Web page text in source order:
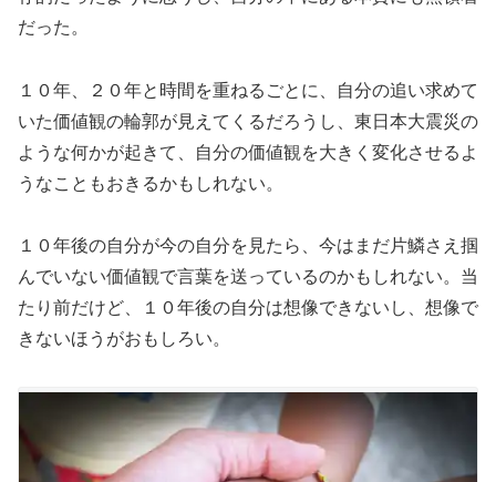
だった。
１０年、２０年と時間を重ねるごとに、自分の追い求めて
いた価値観の輪郭が見えてくるだろうし、東日本大震災の
ような何かが起きて、自分の価値観を大きく変化させるよ
うなこともおきるかもしれない。
１０年後の自分が今の自分を見たら、今はまだ片鱗さえ掴
んでいない価値観で言葉を送っているのかもしれない。当
たり前だけど、１０年後の自分は想像できないし、想像で
きないほうがおもしろい。